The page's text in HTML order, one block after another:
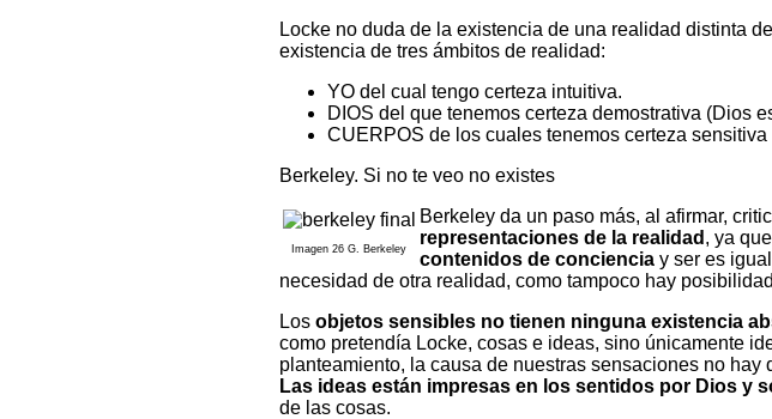
Locke no duda de la existencia de una realidad distinta
existencia de tres ámbitos de realidad:
YO del cual tengo certeza intuitiva.
DIOS del que tenemos certeza demostrativa (Dios
CUERPOS de los cuales tenemos certeza
Berkeley. Si no te veo no existes
Imagen 26 G. Berkeley
Berkeley da un paso más, al afirmar,
representaciones de la realidad , ya
contenidos de concienciay ser es
necesidad de otra realidad, como tampoco hay
Los objetos sensibles no tienen ninguna existencia
como pretendía Locke, cosas e ideas, sino únicamente
planteamiento, la causa de nuestras sensaciones no
Las ideas están impresas en los sentidos por Dios y
de las cosas.